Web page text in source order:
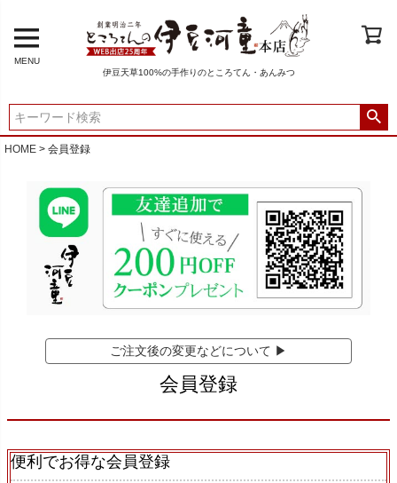
MENU
伊豆天草100%の手作りのところてん・あんみつ
HOME 会員登録
ご注文後の変更などについて ▶
会員登録
便利でお得な会員登録